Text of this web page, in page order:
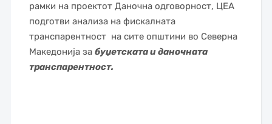
рамки на проектот Даночна одговорност, ЦЕА
подготви анализа на фискалната
транспарентност на сите општини во Северна
Македонија за буџетската и даночната
транспарентност.